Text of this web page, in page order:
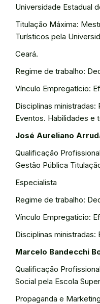
Universidade Estadual
Titulação Máxima:
Turísticos pela
Ceará.
Regime de trabalho:
Vínculo Empregatício:
Disciplinas ministradas:
Eventos. Habilidades e
José Aureliano
Qualificação
Gestão Pública
Especialista
Regime de trabalho:
Vínculo Empregatício:
Disciplinas ministradas:
Marcelo Bandecchi
Qualificação
Social pela Escola
Propaganda e